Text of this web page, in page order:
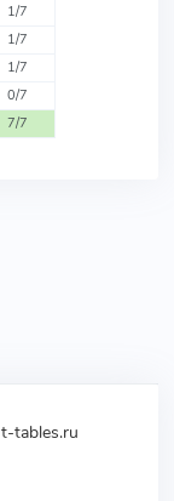
1/7
1/7
1/7
0/7
7/7
tables.ru